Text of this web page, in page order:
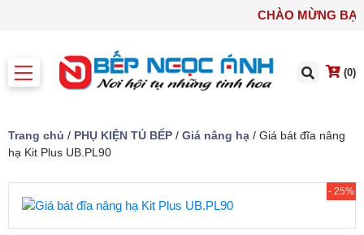
CHÀO MỪNG
(0)
Trang chủ / PHỤ KIỆN TỦ BẾP / Giá nâng hạ / Giá bát đĩa nâng
hạ Kit Plus UB.PL90
- 25%